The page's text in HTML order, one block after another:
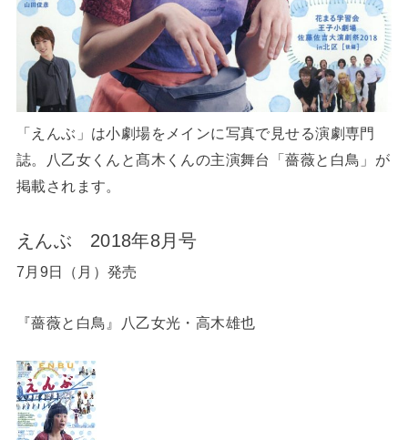
「えんぶ」は小劇場をメインに写真で見せる演劇専門
誌。八乙女くんと髙木くんの主演舞台「薔薇と白鳥」が
掲載されます。
えんぶ 2018年8月号
7月9日（月）発売
『薔薇と白鳥』八乙女光・高木雄也